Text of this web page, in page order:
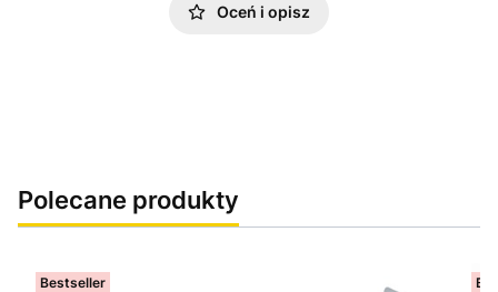
Oceń i opisz
Polecane produkty
Bestseller